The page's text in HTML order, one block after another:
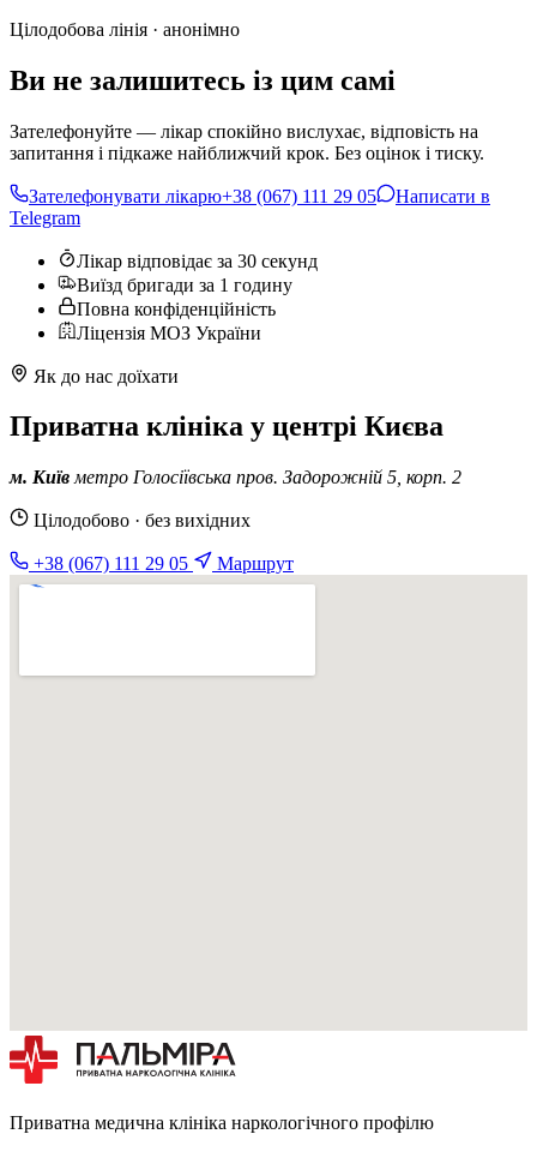
Цілодобова лінія · анонімно
Ви не залишитесь із цим самі
Зателефонуйте — лікар спокійно вислухає, відповість на
запитання і підкаже найближчий крок. Без оцінок і тиску.
Зателефонувати лікарю+38 (067) 111 29 05
Написати в
Telegram
Лікар відповідає за 30 секунд
Виїзд бригади за 1 годину
Повна конфіденційність
Ліцензія МОЗ України
Як до нас доїхати
Приватна клініка у центрі Києва
м. Київ метро Голосіївська пров. Задорожній 5, корп. 2
Цілодобово · без вихідних
+38 (067) 111 29 05 Маршрут
Приватна медична клініка наркологічного профілю